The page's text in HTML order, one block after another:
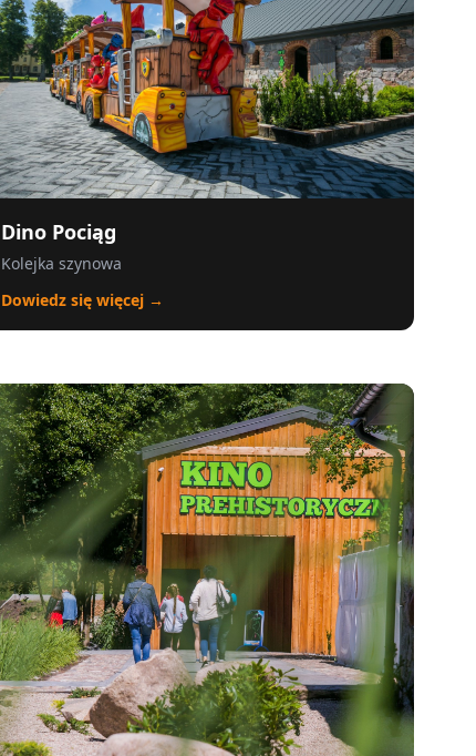
Dino Pociąg
Kolejka szynowa
Dowiedz się więcej →